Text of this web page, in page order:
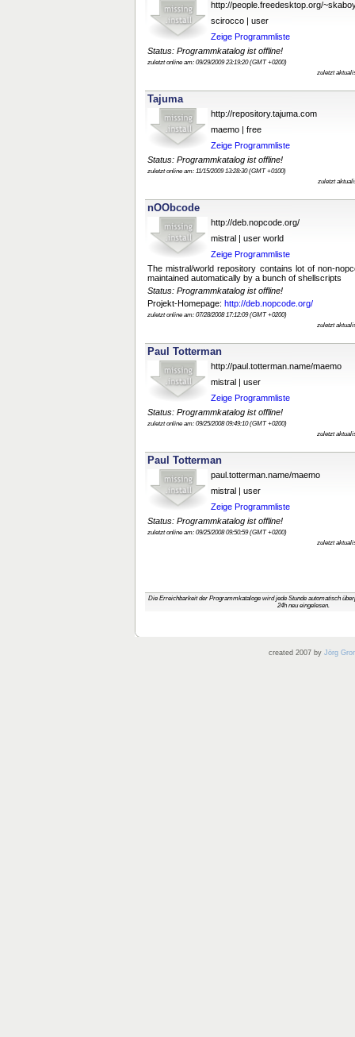
http://people.freedesktop.org/
scirocco | user
Zeige Programmliste
Status: Programmkatalog ist offline!
zuletzt online am: 09/29/2009 23:19:20 (GMT +0200)
zuletzt
Tajuma
http://repository.tajuma.com
maemo | free
Zeige Programmliste
Status: Programmkatalog ist offline!
zuletzt online am: 11/15/2009 13:28:30 (GMT +0100)
zuletzt
nOObcode
http://deb.nopcode.org/
mistral | user world
Zeige Programmliste
The mistral/world repository contains lot of non-
maintained automatically by a bunch of shellscripts
Status: Programmkatalog ist offline!
Projekt-Homepage: http://deb.nopcode.org/
zuletzt online am: 07/28/2008 17:12:09 (GMT +0200)
zuletzt
Paul Totterman
http://paul.totterman.name/maemo
mistral | user
Zeige Programmliste
Status: Programmkatalog ist offline!
zuletzt online am: 09/25/2008 09:49:10 (GMT +0200)
zuletzt
Paul Totterman
paul.totterman.name/maemo
mistral | user
Zeige Programmliste
Status: Programmkatalog ist offline!
zuletzt online am: 09/25/2008 09:50:59 (GMT +0200)
zuletzt
Die Erreichbarkeit der Programmkataloge wird jede Stunde automatisch
24h neu eingelesen.
created 2007 by Jörg